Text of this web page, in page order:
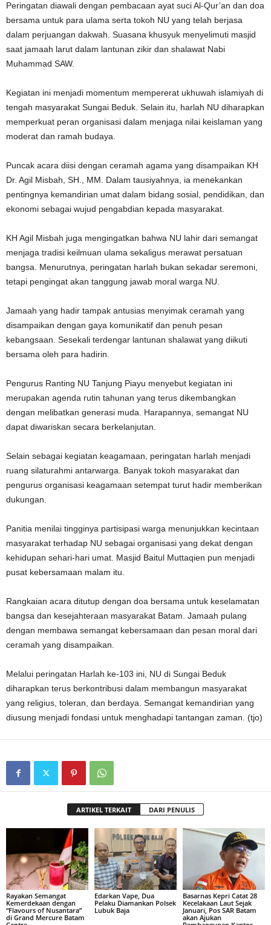
Peringatan diawali dengan pembacaan ayat suci Al-Qur’an dan doa
bersama untuk para ulama serta tokoh NU yang telah berjasa
dalam perjuangan dakwah. Suasana khusyuk menyelimuti masjid
saat jamaah larut dalam lantunan zikir dan shalawat Nabi
Muhammad SAW.
Kegiatan ini menjadi momentum mempererat ukhuwah islamiyah di
tengah masyarakat Sungai Beduk. Selain itu, harlah NU diharapkan
memperkuat peran organisasi dalam menjaga nilai keislaman yang
moderat dan ramah budaya.
Puncak acara diisi dengan ceramah agama yang disampaikan KH
Dr. Agil Misbah, SH., MM. Dalam tausiyahnya, ia menekankan
pentingnya kemandirian umat dalam bidang sosial, pendidikan, dan
ekonomi sebagai wujud pengabdian kepada masyarakat.
KH Agil Misbah juga mengingatkan bahwa NU lahir dari semangat
menjaga tradisi keilmuan ulama sekaligus merawat persatuan
bangsa. Menurutnya, peringatan harlah bukan sekadar seremoni,
tetapi pengingat akan tanggung jawab moral warga NU.
Jamaah yang hadir tampak antusias menyimak ceramah yang
disampaikan dengan gaya komunikatif dan penuh pesan
kebangsaan. Sesekali terdengar lantunan shalawat yang diikuti
bersama oleh para hadirin.
Pengurus Ranting NU Tanjung Piayu menyebut kegiatan ini
merupakan agenda rutin tahunan yang terus dikembangkan
dengan melibatkan generasi muda. Harapannya, semangat NU
dapat diwariskan secara berkelanjutan.
Selain sebagai kegiatan keagamaan, peringatan harlah menjadi
ruang silaturahmi antarwarga. Banyak tokoh masyarakat dan
pengurus organisasi keagamaan setempat turut hadir memberikan
dukungan.
Panitia menilai tingginya partisipasi warga menunjukkan kecintaan
masyarakat terhadap NU sebagai organisasi yang dekat dengan
kehidupan sehari-hari umat. Masjid Baitul Muttaqien pun menjadi
pusat kebersamaan malam itu.
Rangkaian acara ditutup dengan doa bersama untuk keselamatan
bangsa dan kesejahteraan masyarakat Batam. Jamaah pulang
dengan membawa semangat kebersamaan dan pesan moral dari
ceramah yang disampaikan.
Melalui peringatan Harlah ke-103 ini, NU di Sungai Beduk
diharapkan terus berkontribusi dalam membangun masyarakat
yang religius, toleran, dan berdaya. Semangat kemandirian yang
diusung menjadi fondasi untuk menghadapi tantangan zaman. (tjo)
ARTIKEL TERKAIT DARI PENULIS
Rayakan Semangat
Kemerdekaan dengan
“Flavours of Nusantara”
di Grand Mercure Batam
Edarkan Vape, Dua
Pelaku Diamankan Polsek
Lubuk Baja
Basarnas Kepri Catat 28
Kecelakaan Laut Sejak
Januari, Pos SAR Batam
akan Ajukan